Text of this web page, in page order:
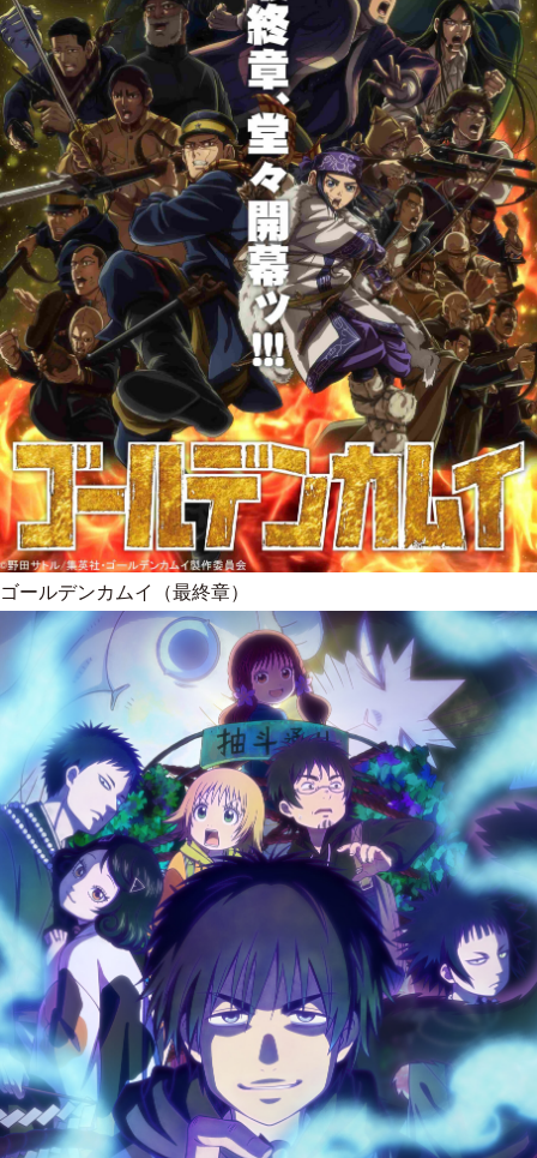
ゴールデンカムイ（最終章）